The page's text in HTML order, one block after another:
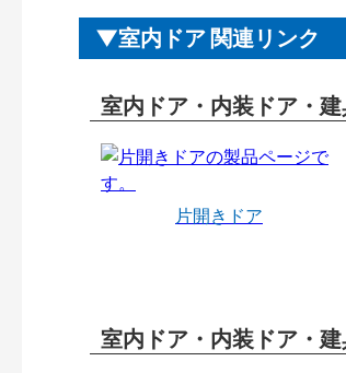
室内ドア 関連リンク
室内ドア・内装ドア・
片開きドア
室内ドア・内装ドア・